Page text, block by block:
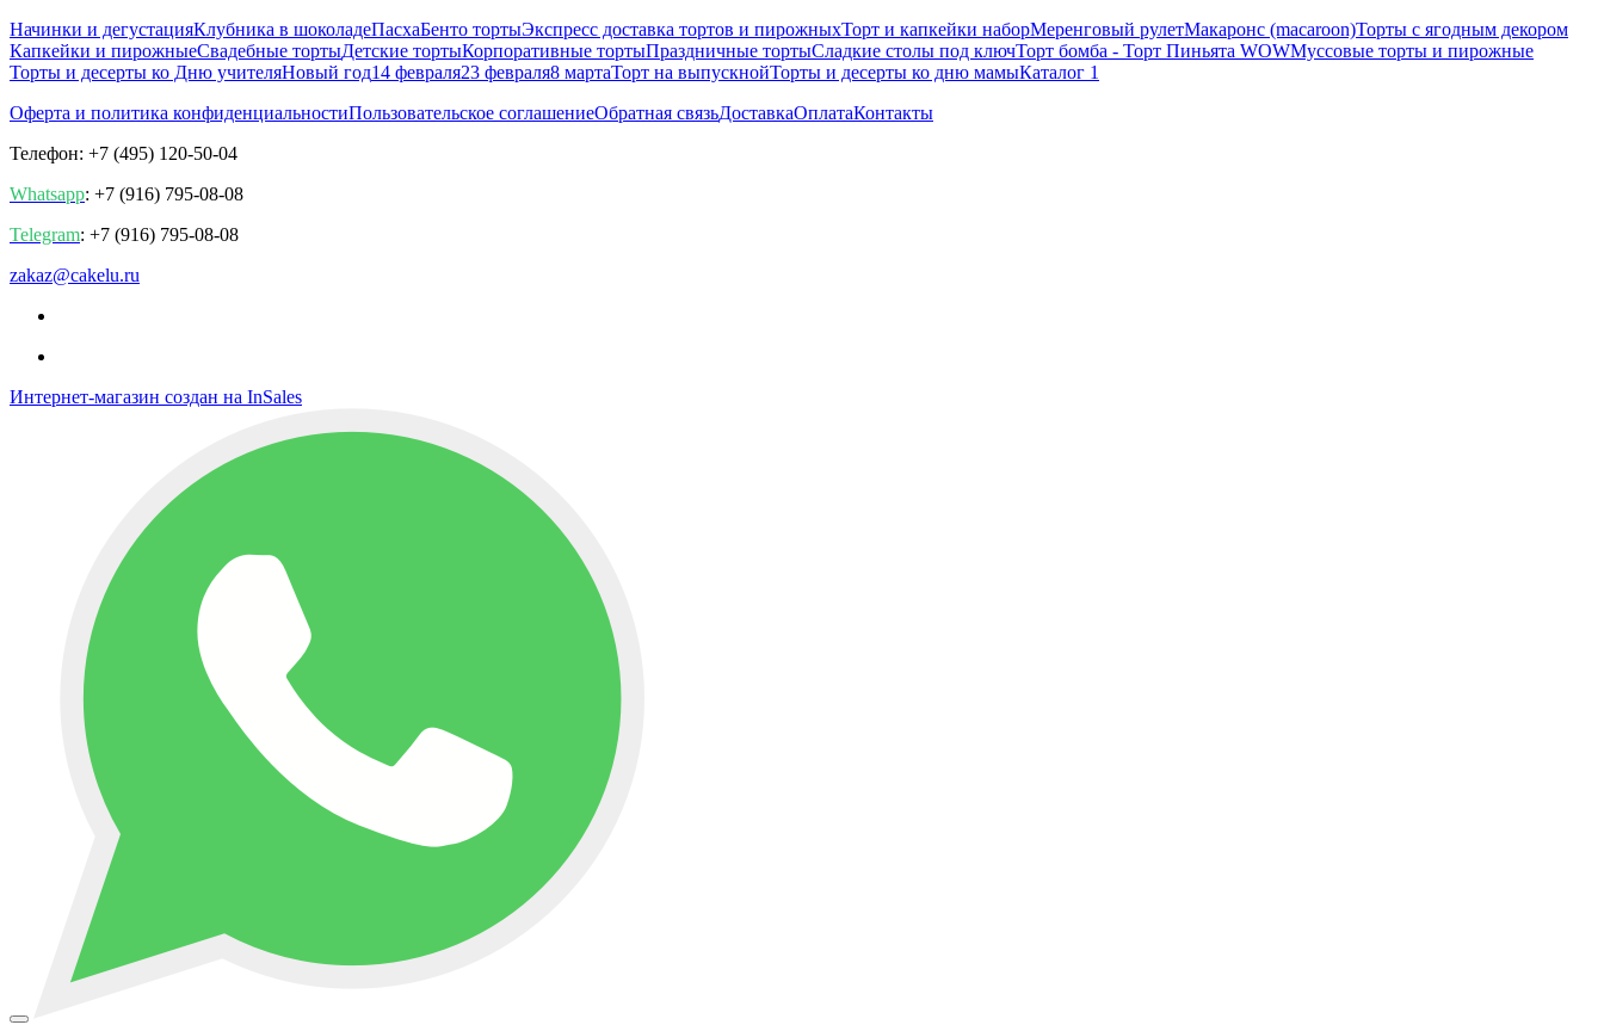
Начинки и дегустацияКлубника в шоколадеПасхаБенто тортыЭкспресс доставка тортов и пирожныхТорт и капкейки наборМеренговый рулетМакаронс (macaroon)Торты с ягодным декором
Капкейки и пирожныеСвадебные тортыДетские тортыКорпоративные тортыПраздничные тортыСладкие столы под ключТорт бомба - Торт Пиньята WOWМуссовые торты и пирожные
Торты и десерты ко Дню учителяНовый год14 февраля23 февраля8 мартаТорт на выпускнойТорты и десерты ко дню мамыКаталог 1
Оферта и политика конфиденциальностиПользовательское соглашениеОбратная связьДоставкаОплатаКонтакты
Телефон: +7 (495) 120-50-04
Whatsapp: +7 (916) 795-08-08
Telegram: +7 (916) 795-08-08
zakaz@cakelu.ru
Интернет-магазин создан на InSales